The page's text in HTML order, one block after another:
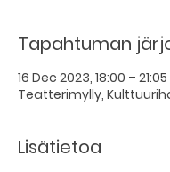
Tapahtuman
16 Dec 2023, 18:00 – 21:05
Teatterimylly,
Lisätietoa